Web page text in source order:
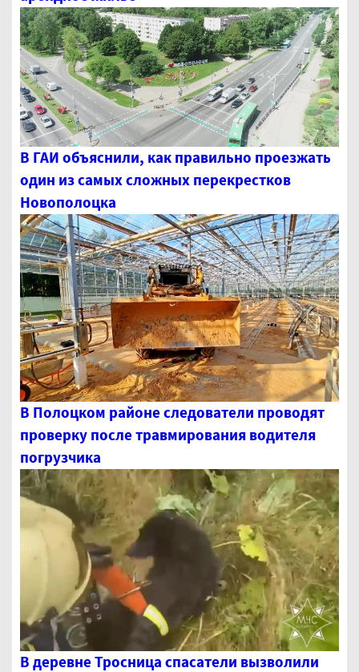
В ГАИ объяснили, как правильно проезжать
один из самых сложных перекрестков
Новополоцка
В Полоцком районе следователи проводят
проверку после травмирования водителя
погрузчика
В деревне Тросница спасатели вызволили